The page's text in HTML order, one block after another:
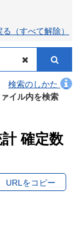
（すべて解除）
検索のしかた
イル内を検索
確定数
URLをコピー